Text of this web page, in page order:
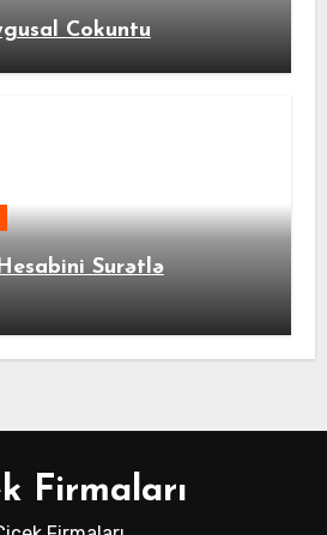
Cokuntu
Surətlə
Firmaları